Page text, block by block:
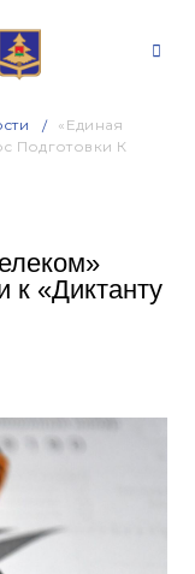
«Единая
Подготовки К
к «Диктанту